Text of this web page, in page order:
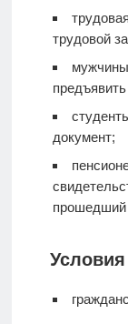
трудовой
документ;
прошедший